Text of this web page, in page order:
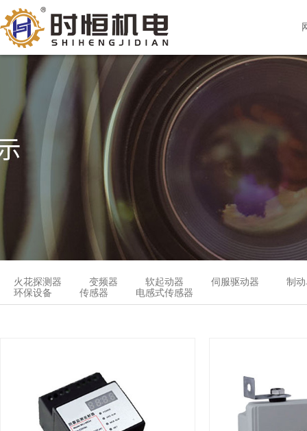
火花探测器 变频器 软起动器 伺服驱动器
制
环保设备
传感器 电感式传感器